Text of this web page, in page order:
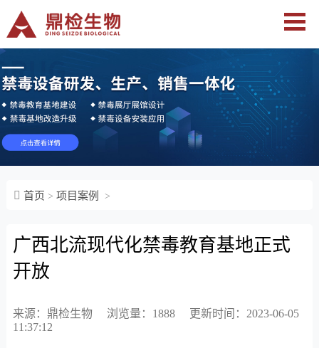
首页 > 项目案例 >
广西北流现代化禁毒教育基地正式
开放
来源：鼎检生物 浏览量：1888
更新时间：2023-06-05
11:37:12